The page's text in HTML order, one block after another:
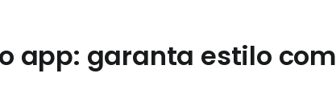
app: garanta estilo com